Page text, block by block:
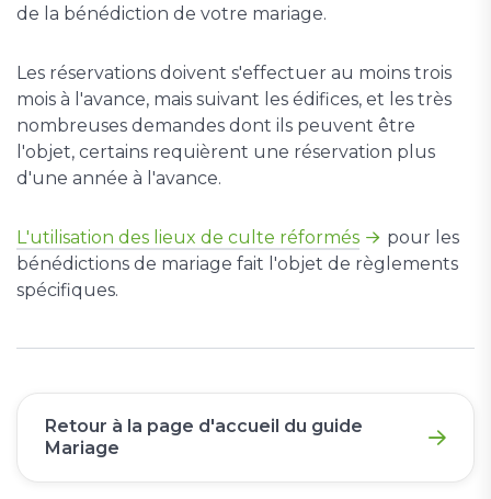
de la bénédiction de votre mariage.
Les réservations doivent s'effectuer au moins trois
mois à l'avance, mais suivant les édifices, et les très
nombreuses demandes dont ils peuvent être
l'objet, certains requièrent une réservation plus
d'une année à l'avance.
L'utilisation des lieux de culte réformés
pour les
bénédictions de mariage fait l'objet de règlements
spécifiques.
Retour à la page d'accueil du guide
Mariage